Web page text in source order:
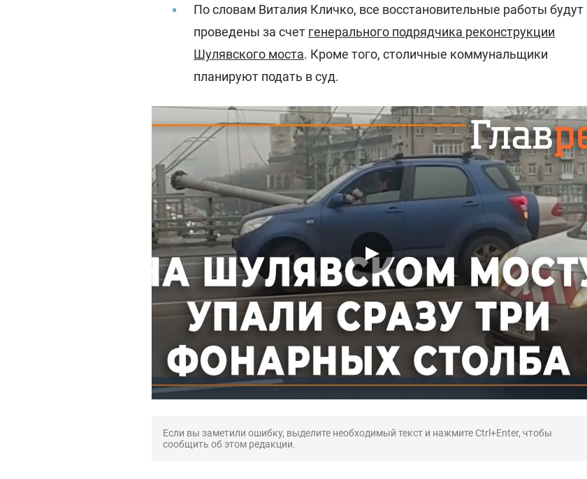
По словам Виталия Кличко, все восстановительные работы будут
проведены за счет генерального подрядчика реконструкции
Шулявского моста. Кроме того, столичные коммунальщики
планируют подать в суд.
Если вы заметили ошибку, выделите необходимый текст и нажмите Ctrl+Enter, чтобы
сообщить об этом редакции.